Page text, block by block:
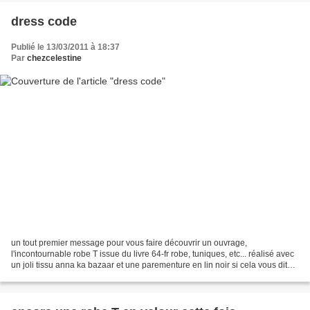
dress code
Publié le 13/03/2011 à 18:37
Par chezcelestine
un tout premier message pour vous faire découvrir un ouvrage,
l'incontournable robe T issue du livre 64-fr robe, tuniques, etc... réalisé avec
un joli tissu anna ka bazaar et une parementure en lin noir si cela vous dit